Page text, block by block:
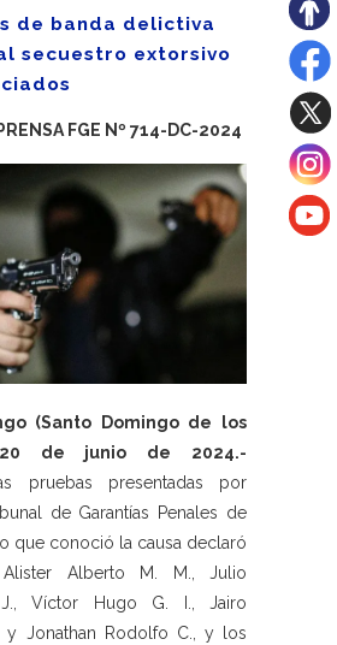
de banda delictiva
secuestro extorsivo
FGE Nº 714-DC-2024
(Santo Domingo de los
20 de junio de 2024.-
pruebas presentadas por
de Garantías Penales de
que conoció la causa declaró
Alberto M. M., Julio
Víctor Hugo G. I., Jairo
y Jonathan Rodolfo C., y los